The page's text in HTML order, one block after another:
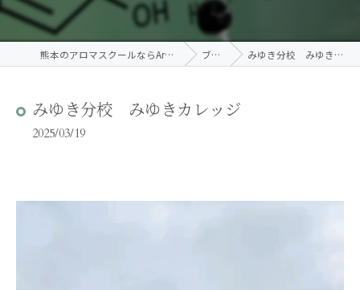
熊本のアロマスクールならAroma Terrace ブログ みゆき分校 みゆきカレッジ
みゆき分校 みゆきカレッジ
2025/03/19